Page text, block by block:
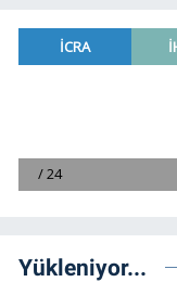
Yükleniyor...